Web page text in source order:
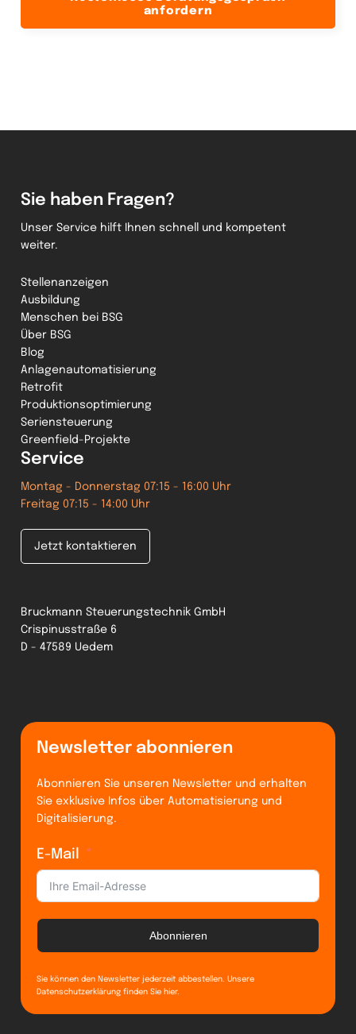
anfordern
Sie haben Fragen?
Unser Service hilft Ihnen schnell und kompetent
weiter.
Stellenanzeigen
Ausbildung
Menschen bei BSG
Über BSG
Blog
Anlagenautomatisierung
Retrofit
Produktionsoptimierung
Seriensteuerung
Greenfield-Projekte
Service
Montag - Donnerstag 07:15 - 16:00 Uhr
Freitag 07:15 - 14:00 Uhr
Jetzt kontaktieren
Bruckmann Steuerungstechnik GmbH
Crispinusstraße 6
D - 47589 Uedem
Newsletter abonnieren
Abonnieren Sie unseren Newsletter und erhalten
Sie exklusive Infos über Automatisierung und
Digitalisierung.
E-Mail
Abonnieren
Sie können den Newsletter jederzeit abbestellen. Unsere
Datenschutzerklärung finden Sie hier.